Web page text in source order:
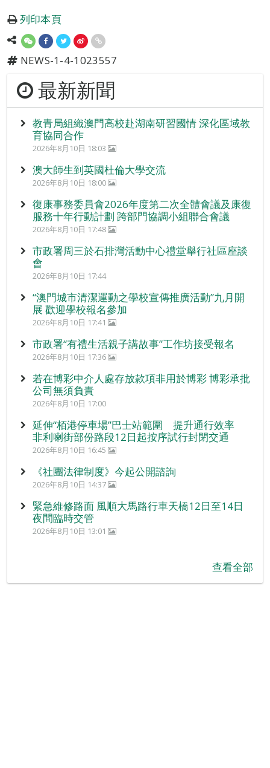
列印本頁
NEWS-1-4-1023557
最新新聞
教青局組織澳門高校赴湖南研習國情 深化區域教
育協同合作
2026年8月10日 18:03
澳大師生到英國杜倫大學交流
2026年8月10日 18:00
復康事務委員會2026年度第二次全體會議及康復
服務十年行動計劃 跨部門協調小組聯合會議
2026年8月10日 17:48
市政署周三於石排灣活動中心禮堂舉行社區座談
會
2026年8月10日 17:44
“澳門城市清潔運動之學校宣傳推廣活動”九月開
展 歡迎學校報名參加
2026年8月10日 17:41
市政署“有禮生活親子講故事”工作坊接受報名
2026年8月10日 17:36
若在博彩中介人處存放款項非用於博彩 博彩承批
公司無須負責
2026年8月10日 17:00
延伸“栢港停車場”巴士站範圍 提升通行效率
非利喇街部份路段12日起按序試行封閉交通
2026年8月10日 16:45
《社團法律制度》今起公開諮詢
2026年8月10日 14:37
緊急維修路面 風順大馬路行車天橋12日至14日
夜間臨時交管
2026年8月10日 13:01
查看全部